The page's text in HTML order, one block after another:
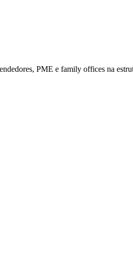
PME e family offices na